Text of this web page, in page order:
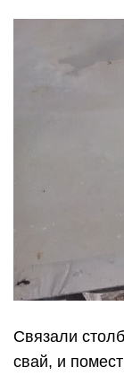
Связали
свай, и